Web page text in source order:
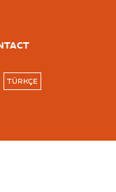
TÜRKÇE